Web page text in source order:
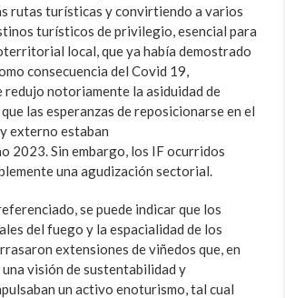
rutas turísticas y convirtiendo a varios
turísticos de privilegio, esencial para
local, que ya había demostrado
consecuencia del Covid 19,
redujo notoriamente la asiduidad de
las esperanzas de reposicionarse en el
externo estaban
2023. Sin embargo, los IF ocurridos
una agudización sectorial.
se puede indicar que los
del fuego y la espacialidad de los
extensiones de viñedos que, en
visión de sustentabilidad y
un activo enoturismo, tal cual